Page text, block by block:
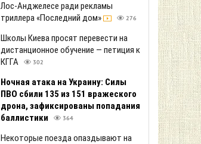
Лос-Анджелесе ради рекламы
триллера «Последний дом»
276
Школы Киева просят перевести на
дистанционное обучение — петиция к
КГГА
302
Ночная атака на Украину: Силы
ПВО сбили 135 из 151 вражеского
дрона, зафиксированы попадания
баллистики
364
Некоторые поезда опаздывают на